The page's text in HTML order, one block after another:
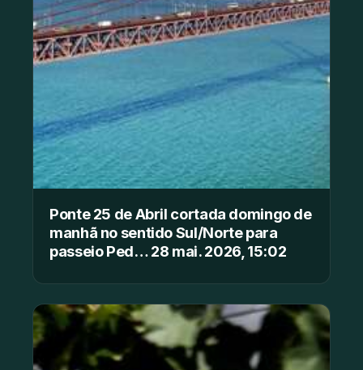
Ponte 25 de Abril cortada domingo de
manhã no sentido Sul/Norte para
passeio Ped… 28 mai. 2026, 15:02